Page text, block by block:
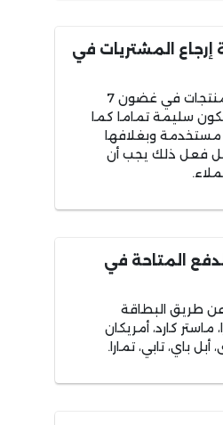
المشتريات في
يمكن إعادة المنتجات في غضون 7
سليمة تماما كما
مستخدمة وبغلافها
فعل ذلك يجب أن
المتاحة في
طريق البطاقة
ماستر كارد، أمريكان
باي، تابي، تمارا.